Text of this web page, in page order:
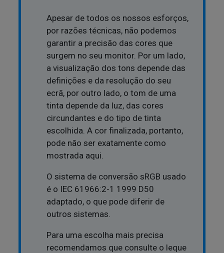
Apesar de todos os nossos esforços,
por razões técnicas, não podemos
garantir a precisão das cores que
surgem no seu monitor. Por um lado,
a visualização dos tons depende das
definições e da resolução do seu
ecrã, por outro lado, o tom de uma
tinta depende da luz, das cores
circundantes e do tipo de tinta
escolhida. A cor finalizada, portanto,
pode não ser exatamente como
mostrada aqui.
O sistema de conversão sRGB usado
é o IEC 61966:2-1 1999 D50
adaptado, o que pode diferir de
outros sistemas.
Para uma escolha mais precisa
recomendamos que consulte o leque